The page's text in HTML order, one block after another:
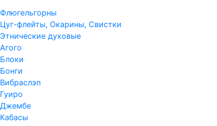
Флюгельгорны
Цуг-флейты, Окарины, Свистки
Этнические духовые
Агого
Блоки
Бонги
Вибраслэп
Гуиро
Джембе
Кабасы